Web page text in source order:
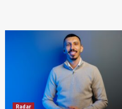
Radar